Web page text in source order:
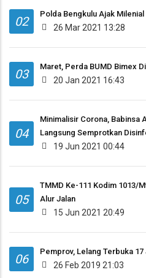
02 Polda Bengkulu Ajak
26 Mar 2021 13:28
03 Maret, Perda BUMD Bimex
20 Jan 2021 16:43
04
Minimalisir Corona, Babinsa
Langsung Semprotkan
19 Jun 2021 00:44
05
TMMD Ke-111 Kodim 1013/
Alur Jalan
15 Jun 2021 20:49
06 Pemprov, Lelang Terbuka
26 Feb 2019 21:03